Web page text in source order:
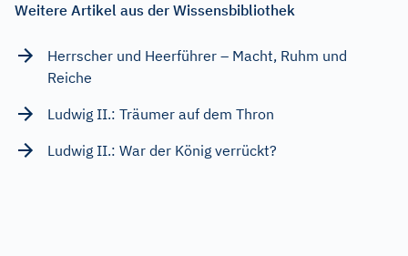
Weitere Artikel aus der Wissensbibliothek
Herrscher und Heerführer – Macht, Ruhm und
Reiche
Ludwig II.: Träumer auf dem Thron
Ludwig II.: War der König verrückt?